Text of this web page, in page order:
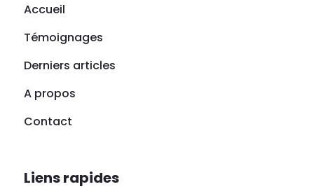
Accueil
Témoignages
Derniers articles
A propos
Contact
Liens rapides